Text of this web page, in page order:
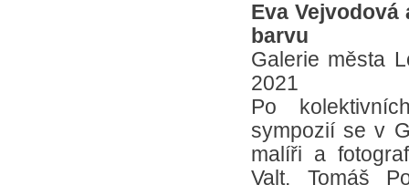
Eva
barvu
Galerie města
2021
Po
sympozií se v
malíři a
Valt, Tomáš